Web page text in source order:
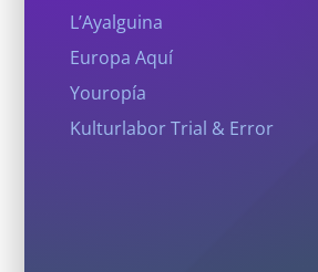
L’Ayalguina
Europa Aquí
Youropía
Kulturlabor Trial & Error